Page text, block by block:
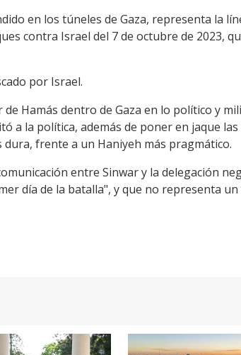
en los túneles de Gaza, representa la
contra Israel del 7 de octubre de 2023,
por Israel.
Hamás dentro de Gaza en lo político y
a la política, además de poner en jaque
frente a un Haniyeh más pragmático.
entre Sinwar y la delegación
día de la batalla", y que no representa